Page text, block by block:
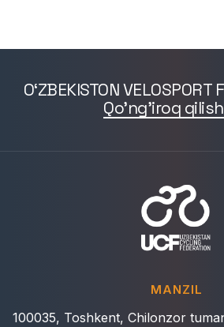
O‘ZBEKISTON VELOSPORT
Qo'ng'iroq qilish
MANZIL
100035, Toshkent, Chilonzor